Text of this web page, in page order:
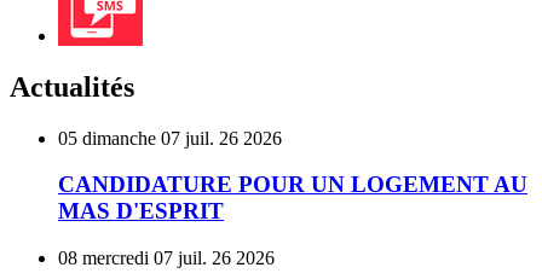
Actualités
CANDIDATURE
UN
LOGEMENT
AU
D'ESPRIT
05 dimanche 07 juil. 26 2026
CANDIDATURE POUR UN LOGEMENT AU
MAS D'ESPRIT
DU
08 mercredi 07 juil. 26 2026